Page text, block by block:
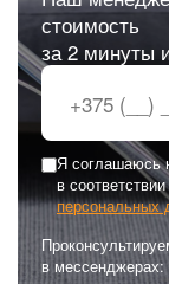
стоимость
за 2 минуты
Я соглашаюсь
в
персональных
в мессенджерах: